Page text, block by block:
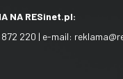
NA RESinet.pl:
220 | e-mail: